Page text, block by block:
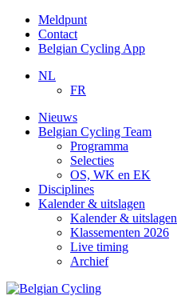
Meldpunt
Contact
Belgian Cycling App
NL
FR
Nieuws
Belgian Cycling Team
Programma
Selecties
OS, WK en EK
Disciplines
Kalender & uitslagen
Kalender & uitslagen
Klassementen 2026
Live timing
Archief